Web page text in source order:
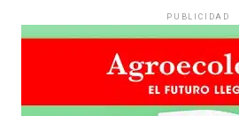
PUBLICIDAD